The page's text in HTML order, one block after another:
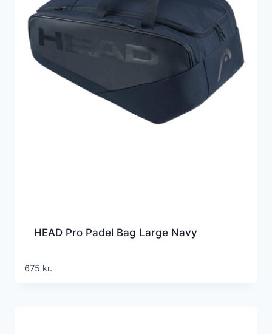
HEAD Pro Padel Bag Large Navy
675 kr.